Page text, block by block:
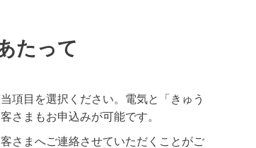
たって
項目を選択ください。電気と「きゅう
さまもお申込みが可能です。
さまへご連絡させていただくことがご